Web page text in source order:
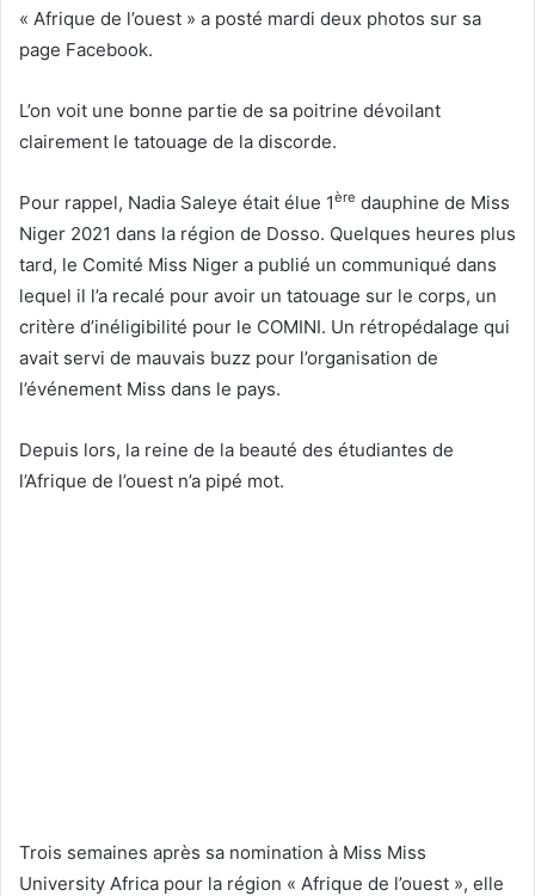
« Afrique de l’ouest » a posté mardi deux photos sur sa
page Facebook.
L’on voit une bonne partie de sa poitrine dévoilant
clairement le tatouage de la discorde.
Pour rappel, Nadia Saleye était élue 1ère dauphine de Miss
Niger 2021 dans la région de Dosso. Quelques heures plus
tard, le Comité Miss Niger a publié un communiqué dans
lequel il l’a recalé pour avoir un tatouage sur le corps, un
critère d’inéligibilité pour le COMINI. Un rétropédalage qui
avait servi de mauvais buzz pour l’organisation de
l’événement Miss dans le pays.
Depuis lors, la reine de la beauté des étudiantes de
l’Afrique de l’ouest n’a pipé mot.
Trois semaines après sa nomination à Miss Miss
University Africa pour la région « Afrique de l’ouest », elle